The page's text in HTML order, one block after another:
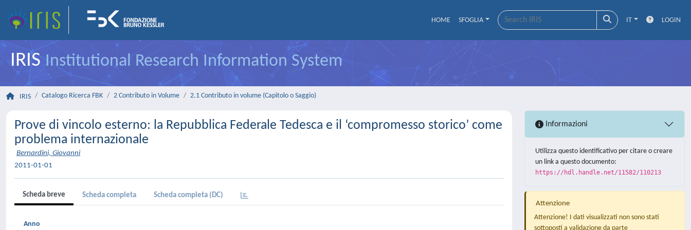
HOME SFOGLIA IT LOGIN
IRISInstitutional Research Information System
IRIS Catalogo Ricerca FBK 2 Contributo in Volume 2.1 Contributo in volume (Capitolo o Saggio)
Prove di vincolo esterno: la Repubblica Federale Tedesca e il ‘compromesso storico’ come
problema internazionale
Bernardini, Giovanni
2011-01-01
Scheda breve Scheda completa Scheda completa (DC)
Anno
Informazioni
Utilizza questo identificativo per citare o creare
un link a questo documento:
https://hdl.handle.net/11582/110213
Attenzione
Attenzione! I dati visualizzati non sono stati
sottoposti a validazione da parte